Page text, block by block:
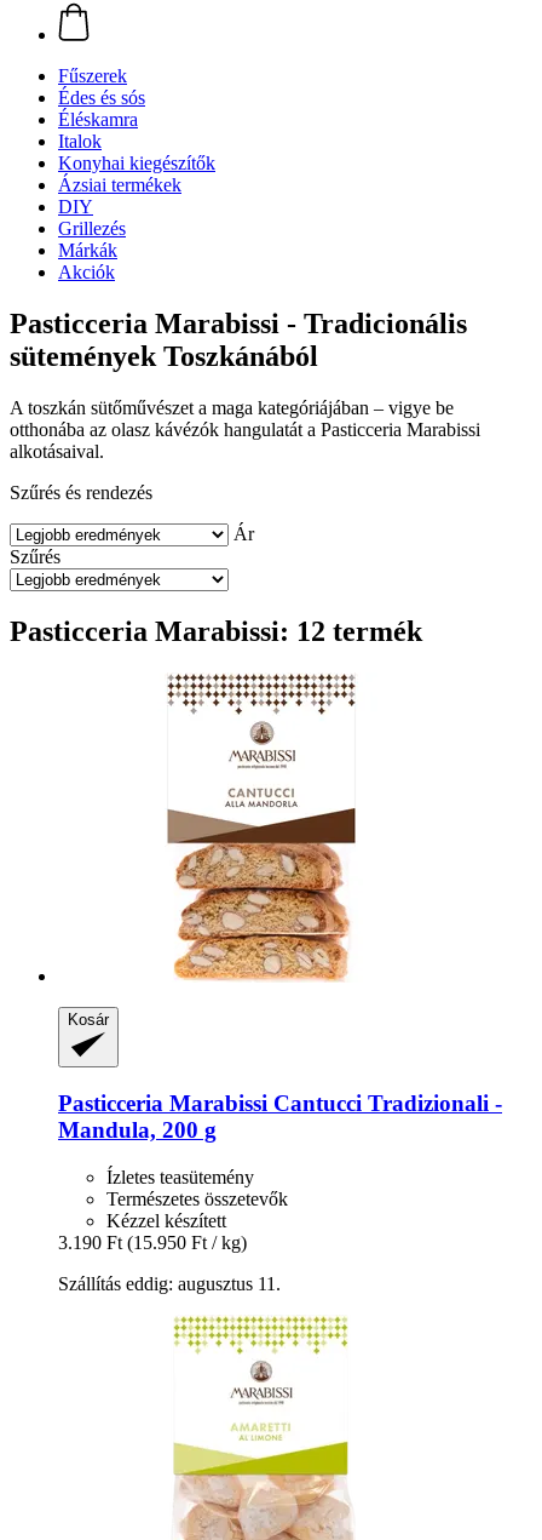
Fűszerek
Édes és sós
Éléskamra
Italok
Konyhai kiegészítők
Ázsiai termékek
DIY
Grillezés
Márkák
Akciók
Pasticceria Marabissi - Tradicionális
sütemények Toszkánából
A toszkán sütőművészet a maga kategóriájában – vigye be
otthonába az olasz kávézók hangulatát a Pasticceria Marabissi
alkotásaival.
Szűrés és rendezés
Ár
Szűrés
Pasticceria Marabissi: 12 termék
Kosár
Pasticceria Marabissi Cantucci Tradizionali -​
Mandula, 200 g
Ízletes teasütemény
Természetes összetevők
Kézzel készített
3.190 Ft (15.950 Ft / kg)
Szállítás eddig: augusztus 11.